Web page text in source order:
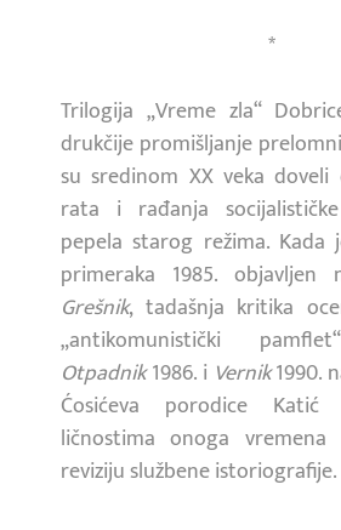
*
Trilogija „Vreme zla“
drukčije promišljanje
su sredinom XX veka
rata i rađanja
pepela starog režima.
primeraka 1985.
Grešnik, tadašnja kritika
„antikomunistički
Otpadnik1986. i Vernik1990.
Ćosićeva porodice Katić
ličnostima onoga
reviziju službene istoriografije.